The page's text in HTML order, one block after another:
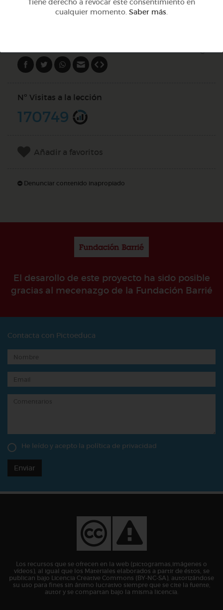
Nº Visitas a la lección
170749
Añadir a favoritos
Denunciar contenido inapropiado
El desarollo de este proyecto ha sido posible
gracias al mecenazgo de la Fundación Barrié
Contacta con Pictoeduca
He leído y acepto la política de privacidad
Enviar
Los recursos que se ofrecen en la web (pictogramas,imágenes o
vídeos), al igual que los Materiales elaborados a partir de éstos, se
publican bajo Licencia Creative Commons (BY-NC-SA), autorizándose
su uso para fines sin ánimo lucrativo siempre que se cite la fuente,
autor y se compartan bajo la misma licencia.
Tiene derecho a revocar este consentimiento en
cualquier momento. Saber más.